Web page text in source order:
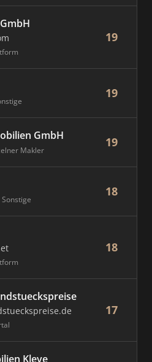
19
19
GmbH
Makler
19
Sonstige
18
18
17
Kleve